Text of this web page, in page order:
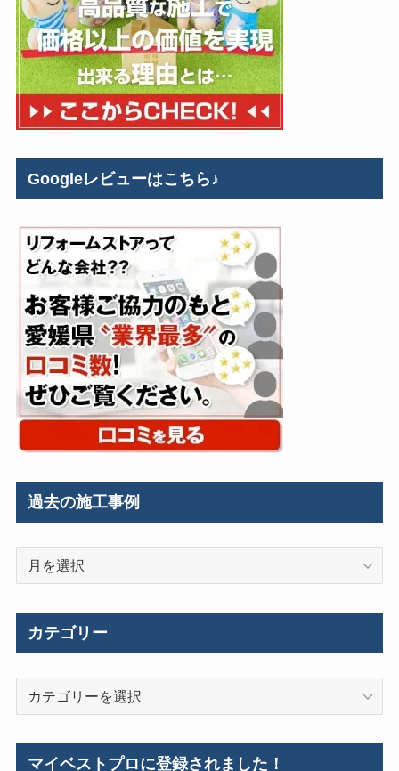
Googleレビューはこちら♪
過去の施工事例
カテゴリー
マイベストプロに登録されました！